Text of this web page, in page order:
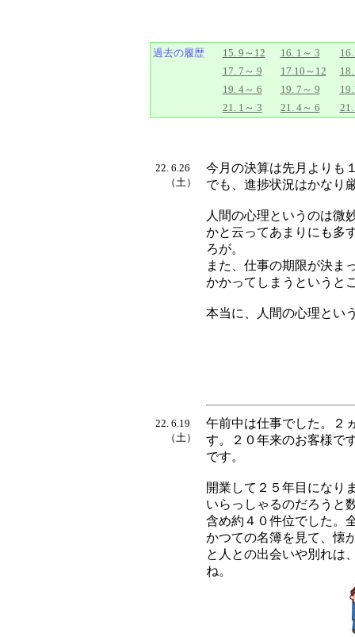
過去の履歴 15. 9～12 16. 1～ 3
17. 7～ 9
17.10～12
19. 4～ 6
19. 7～ 9
21. 1～ 3
21. 4～ 6
22. 6.26
（土）
今月の決算は先月よりも
でも、進捗状況はかな
人間の心理というのは微
かと云ってあまりにも多
ろが。
また、仕事の期限が決ま
かかってしまうというと
本当に、人間の心理とい
22. 6.19
（土）
午前中は仕事でした。２
す。２０年来のお客様で
です。
開業して２５年目になり
いらっしゃるのだろうと
含め約４０件位でした。
かつての名簿を見て、懐
と人との出会いや別れは
ね。